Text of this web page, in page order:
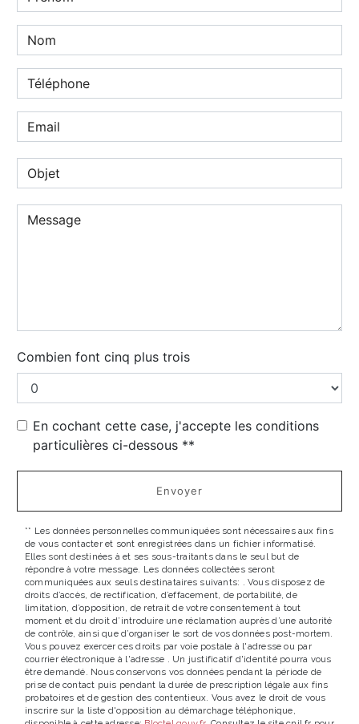
Combien font cinq plus trois
En cochant cette case, j'accepte les conditions
particulières ci-dessous **
Envoyer
** Les données personnelles communiquées sont nécessaires aux fins
de vous contacter et sont enregistrées dans un fichier informatisé.
Elles sont destinées à et ses sous-traitants dans le seul but de
répondre à votre message. Les données collectées seront
communiquées aux seuls destinataires suivants: . Vous disposez de
droits d’accès, de rectification, d’effacement, de portabilité, de
limitation, d’opposition, de retrait de votre consentement à tout
moment et du droit d’introduire une réclamation auprès d’une autorité
de contrôle, ainsi que d’organiser le sort de vos données post-mortem.
Vous pouvez exercer ces droits par voie postale à l'adresse ou par
courrier électronique à l'adresse . Un justificatif d'identité pourra vous
être demandé. Nous conservons vos données pendant la période de
prise de contact puis pendant la durée de prescription légale aux fins
probatoires et de gestion des contentieux. Vous avez le droit de vous
inscrire sur la liste d'opposition au démarchage téléphonique,